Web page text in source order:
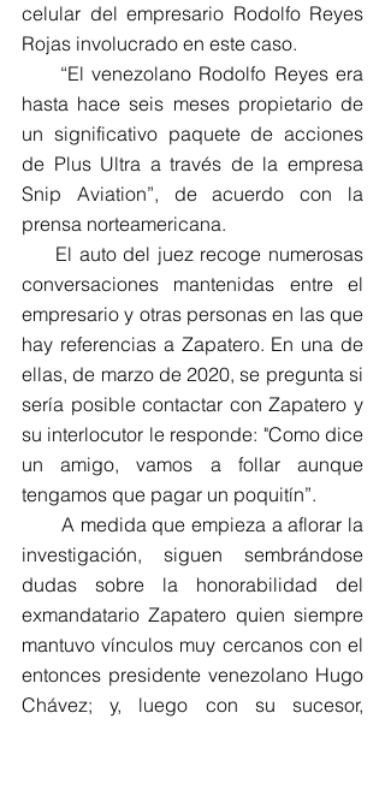
celular del empresario Rodolfo Reyes
Rojas involucrado en este caso.
“El venezolano Rodolfo Reyes era
hasta hace seis meses propietario de
un significativo paquete de acciones
de Plus Ultra a través de la empresa
Snip Aviation”, de acuerdo con la
prensa norteamericana.
El auto del juez recoge numerosas
conversaciones mantenidas entre el
empresario y otras personas en las que
hay referencias a Zapatero. En una de
ellas, de marzo de 2020, se pregunta si
sería posible contactar con Zapatero y
su interlocutor le responde: "Como dice
un amigo, vamos a follar aunque
tengamos que pagar un poquitín”.
A medida que empieza a aflorar la
investigación, siguen sembrándose
dudas sobre la honorabilidad del
exmandatario Zapatero quien siempre
mantuvo vínculos muy cercanos con el
entonces presidente venezolano Hugo
Chávez; y, luego con su sucesor,